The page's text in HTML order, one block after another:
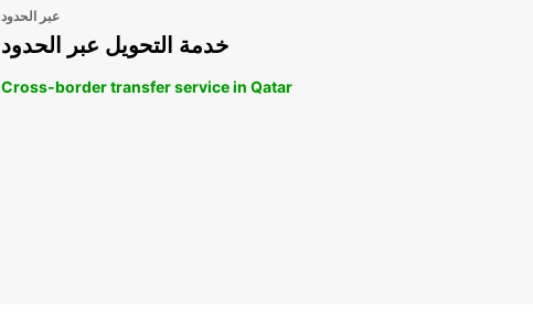
عبر الحدود
خدمة التحويل عبر الحدود
Cross-border transfer service in Qatar